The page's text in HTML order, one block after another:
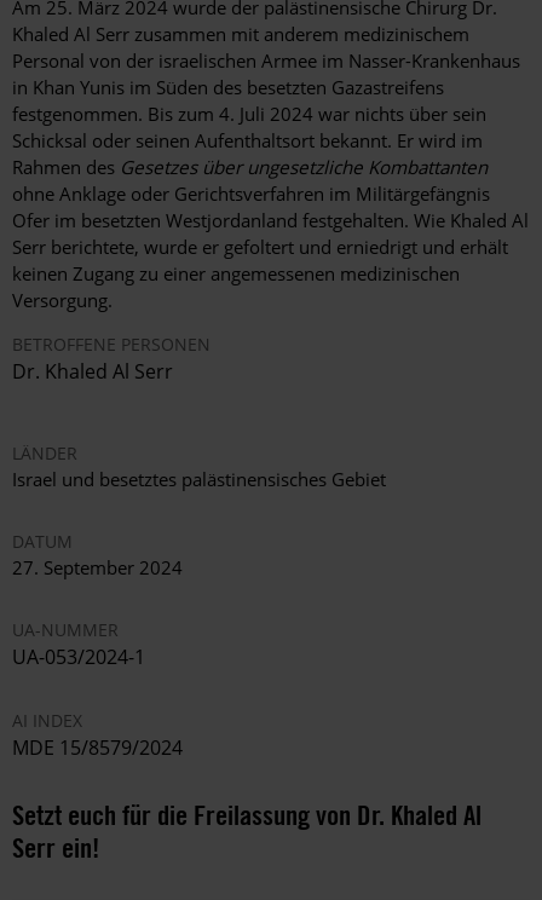
Am 25. März 2024 wurde der palästinensische Chirurg Dr.
Khaled Al Serr zusammen mit anderem medizinischem
Personal von der israelischen Armee im Nasser-Krankenhaus
in Khan Yunis im Süden des besetzten Gazastreifens
festgenommen. Bis zum 4. Juli 2024 war nichts über sein
Schicksal oder seinen Aufenthaltsort bekannt. Er wird im
Rahmen des Gesetzes über ungesetzliche Kombattanten
ohne Anklage oder Gerichtsverfahren im Militärgefängnis
Ofer im besetzten Westjordanland festgehalten. Wie Khaled Al
Serr berichtete, wurde er gefoltert und erniedrigt und erhält
keinen Zugang zu einer angemessenen medizinischen
Versorgung.
BETROFFENE PERSONEN
Dr. Khaled Al Serr
LÄNDER
Israel und besetztes palästinensisches Gebiet
DATUM
27. September 2024
UA-NUMMER
UA-053/2024-1
AI INDEX
MDE 15/8579/2024
Setzt euch für die Freilassung von Dr. Khaled Al
Serr ein!